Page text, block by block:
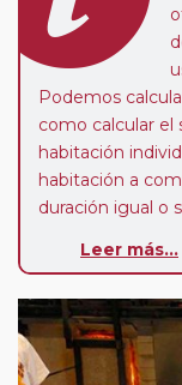
Podemos
como calcular
habitación
habitación a
duración igual o
año, ofrece a
nuestro Club de
tras rellenar el
o los que estén
Leer más...